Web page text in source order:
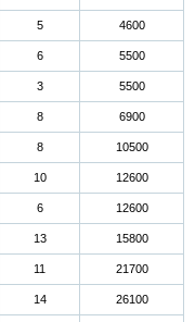
5 4600
6 5500
3 5500
8 6900
8 10500
10 12600
6 12600
13 15800
11 21700
14 26100